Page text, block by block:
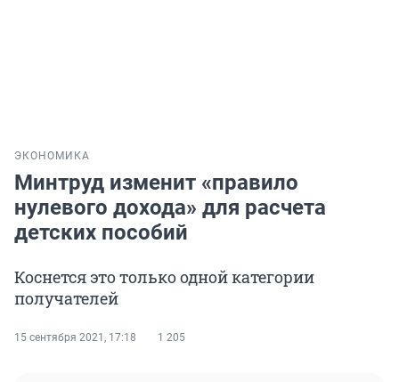
ЭКОНОМИКА
Минтруд изменит «правило
нулевого дохода» для расчета
детских пособий
Коснется это только одной категории
получателей
15 сентября 2021, 17:18 1 205